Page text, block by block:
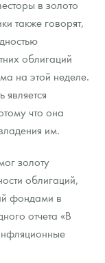
в золото
также говорят,
облигаций
на этой неделе.
что она
им.
золоту
облигаций,
фондами в
отчета «В